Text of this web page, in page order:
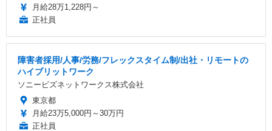
月給28万1,228円～
正社員
障害者採用/人事/労務/フレックスタイム制/出社・リモートの
ハイブリットワーク
ソニービズネットワークス株式会社
東京都
月給23万5,000円～30万円
正社員